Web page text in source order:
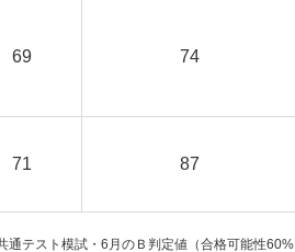
69 74
71 87
テスト模試・6月のＢ判定値（合格可能性60%